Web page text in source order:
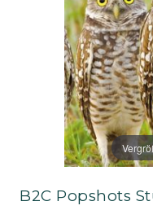
B2C Popshots